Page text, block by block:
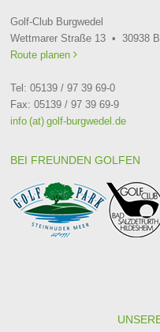
Golf-Club Burgwedel
Wettmarer Straße 13 • 30938
Route planen
Tel: 05139 / 97 39 69-0
Fax: 05139 / 97 39 69-9
info (at) golf-burgwedel.de
BEI FREUNDEN GOLFEN